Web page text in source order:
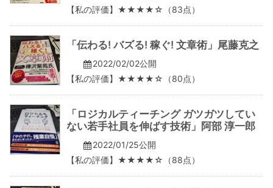
【私の評価】★★★★☆（83点）
「伝わる! バズる! 稼ぐ! 文章術」尾藤克之
2022/02/02公開
【私の評価】★★★★☆（80点）
「ロジカルティーチング ガツガツしてい
ない若手社員を伸ばす技術」阿部 淳一郎
2022/01/25公開
【私の評価】★★★★☆（88点）